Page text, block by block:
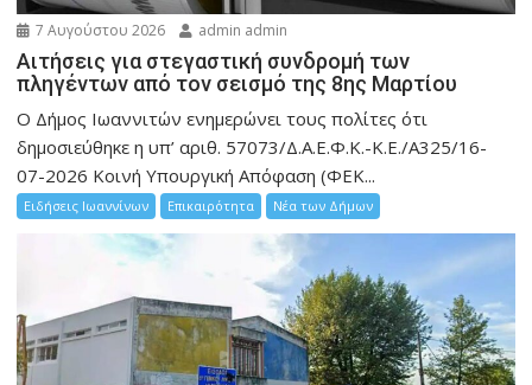
7 Αυγούστου 2026 admin admin
Αιτήσεις για στεγαστική συνδρομή των
πληγέντων από τον σεισμό της 8ης Μαρτίου
Ο Δήμος Ιωαννιτών ενημερώνει τους πολίτες ότι
δημοσιεύθηκε η υπ’ αριθ. 57073/Δ.Α.Ε.Φ.Κ.-Κ.Ε./Α325/16-
07-2026 Κοινή Υπουργική Απόφαση (ΦΕΚ...
Ειδήσεις Ιωαννίνων Επικαιρότητα Νέα των Δήμων